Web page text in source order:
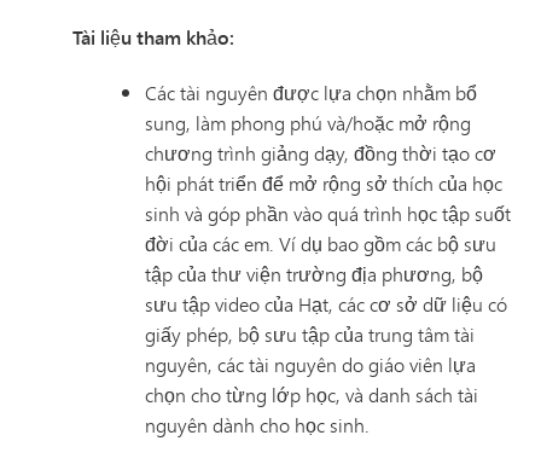
Tài liệu tham khảo:
Các tài nguyên được lựa chọn nhằm bổ
sung, làm phong phú và/hoặc mở rộng
chương trình giảng dạy, đồng thời tạo cơ
hội phát triển để mở rộng sở thích của học
sinh và góp phần vào quá trình học tập suốt
đời của các em. Ví dụ bao gồm các bộ sưu
tập của thư viện trường địa phương, bộ
sưu tập video của Hạt, các cơ sở dữ liệu có
giấy phép, bộ sưu tập của trung tâm tài
nguyên, các tài nguyên do giáo viên lựa
chọn cho từng lớp học, và danh sách tài
nguyên dành cho học sinh.